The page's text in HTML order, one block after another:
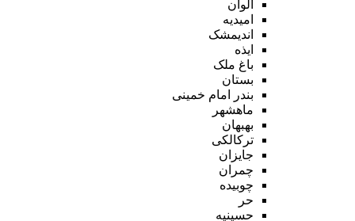
الوان
امیدیه
اندیمشک
ایذه
باغ ملک
بستان
بندر امام خمینی
ماهشهر
بهبهان
ترکالکی
جایزان
چمران
چوبیده
حر
حسینیه